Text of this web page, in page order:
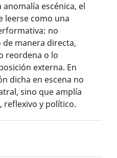
escénica, el
leerse como una
no
manera directa,
reordena o lo
externa. En
dicha en escena no
sino que amplía
reflexivo y político.